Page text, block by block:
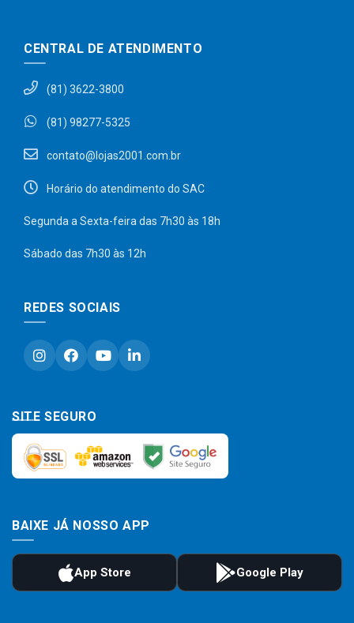
CENTRAL DE ATENDIMENTO
(81) 3622-3800
(81) 98277-5325
contato@lojas2001.com.br
Horário do atendimento do SAC
Segunda a Sexta-feira das 7h30 às 18h
Sábado das 7h30 às 12h
REDES SOCIAIS
SITE SEGURO
BAIXE JÁ NOSSO APP